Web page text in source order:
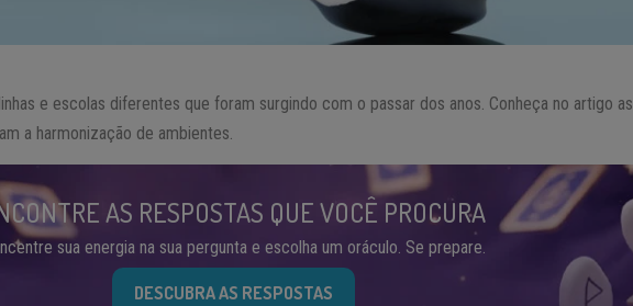
e escolas diferentes que foram surgindo com o passar dos anos. Conheça no artigo as
a harmonização de ambientes.
AS RESPOSTAS QUE VOCÊ PROCURA
sua energia na sua pergunta e escolha um oráculo. Se prepare.
DESCUBRA AS RESPOSTAS